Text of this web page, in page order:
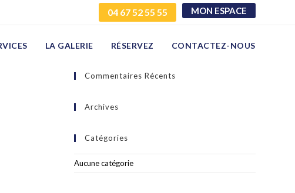
04 67 52 55 55 MON ESPACE
LA GALERIE RÉSERVEZ CONTACTEZ-NOUS
Commentaires Récents
Archives
Catégories
Aucune catégorie